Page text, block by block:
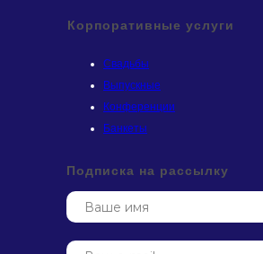
Корпоративные услуги
Свадьбы
Выпускные
Конференции
Банкеты
Подписка на рассылку